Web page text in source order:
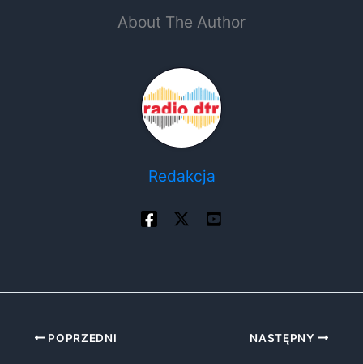
About The Author
Redakcja
POPRZEDNI NASTĘPNY